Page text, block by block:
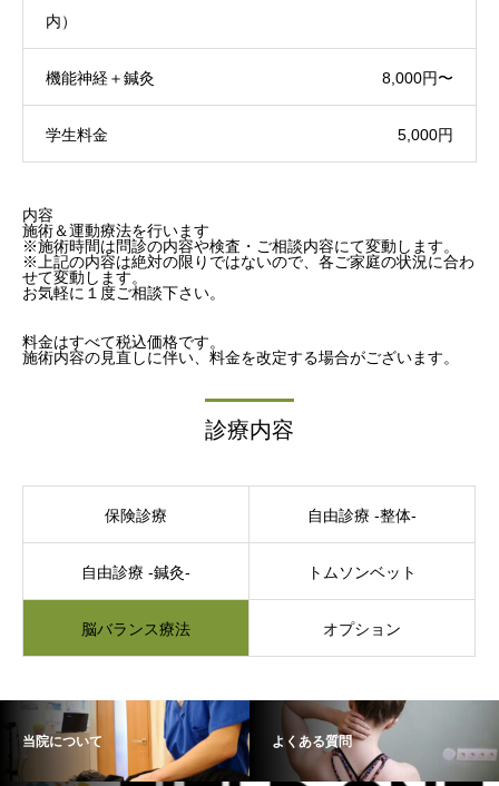
内）
機能神経＋鍼灸 8,000円〜
学生料金 5,000円
内容
施術＆運動療法を行います
※施術時間は問診の内容や検査・ご相談内容にて変動します。
※上記の内容は絶対の限りではないので、各ご家庭の状況に合わ
せて変動します。
お気軽に１度ご相談下さい。
料金はすべて税込価格です。
施術内容の見直しに伴い、料金を改定する場合がございます。
診療内容
保険診療 自由診療 -整体-
自由診療 -鍼灸- トムソンベット
脳バランス療法 オプション
当院について よくある質問